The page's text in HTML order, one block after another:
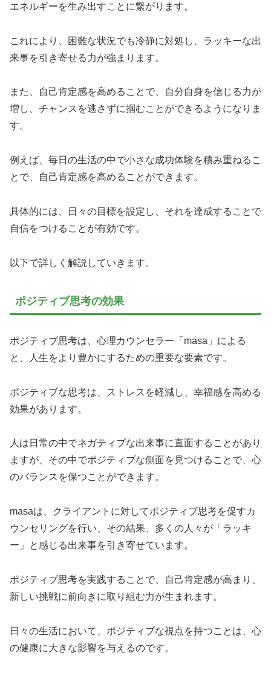
エネルギーを生み出すことに繋がります。
これにより、困難な状況でも冷静に対処し、ラッキーな出
来事を引き寄せる力が強まります。
また、自己肯定感を高めることで、自分自身を信じる力が
増し、チャンスを逃さずに掴むことができるようになりま
す。
例えば、毎日の生活の中で小さな成功体験を積み重ねるこ
とで、自己肯定感を高めることができます。
具体的には、日々の目標を設定し、それを達成することで
自信をつけることが有効です。
以下で詳しく解説していきます。
ポジティブ思考の効果
ポジティブ思考は、心理カウンセラー「masa」による
と、人生をより豊かにするための重要な要素です。
ポジティブな思考は、ストレスを軽減し、幸福感を高める
効果があります。
人は日常の中でネガティブな出来事に直面することがあり
ますが、その中でポジティブな側面を見つけることで、心
のバランスを保つことができます。
masaは、クライアントに対してポジティブ思考を促すカ
ウンセリングを行い、その結果、多くの人々が「ラッキ
ー」と感じる出来事を引き寄せています。
ポジティブ思考を実践することで、自己肯定感が高まり、
新しい挑戦に前向きに取り組む力が生まれます。
日々の生活において、ポジティブな視点を持つことは、心
の健康に大きな影響を与えるのです。